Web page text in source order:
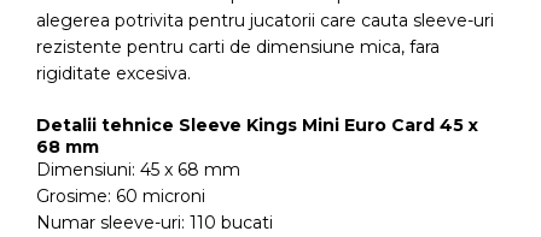
alegerea potrivita pentru jucatorii care cauta sleeve-uri
rezistente pentru carti de dimensiune mica, fara
rigiditate excesiva.
Detalii tehnice Sleeve Kings Mini Euro Card 45 x
68 mm
Dimensiuni: 45 x 68 mm
Grosime: 60 microni
Numar sleeve-uri: 110 bucati